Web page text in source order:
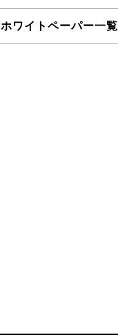
ホワイトペーパー一覧